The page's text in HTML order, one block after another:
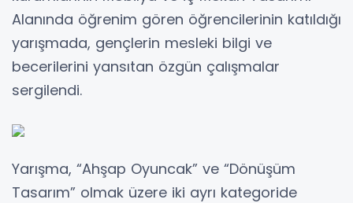
Alanında öğrenim gören öğrencilerinin katıldığı
yarışmada, gençlerin mesleki bilgi ve
becerilerini yansıtan özgün çalışmalar
sergilendi.
Yarışma, “Ahşap Oyuncak” ve “Dönüşüm
Tasarım” olmak üzere iki ayrı kategoride